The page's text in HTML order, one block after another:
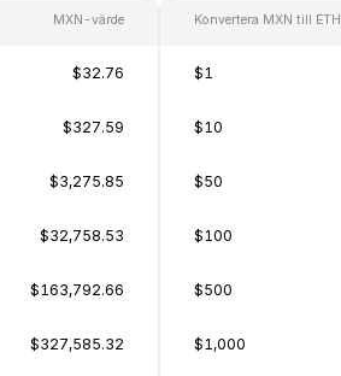
MXN-värde
$32.76
$327.59
$3,275.85
$32,758.53
$163,792.66
$327,585.32
Konvertera MXN till ETH
$1
$10
$50
$100
$500
$1,000